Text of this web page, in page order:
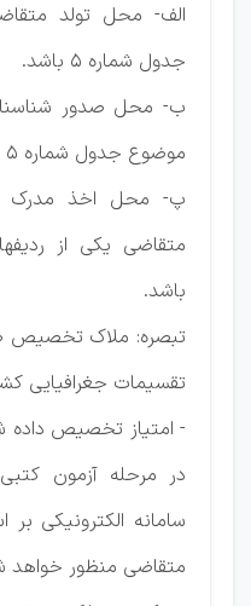
الف- محل تولد
جدول شماره ۵ باشد.
ب- محل صدور
موضوع جدول شماره ۵ باشد.
پ- محل اخذ مدرک
باشد.
تبصره: ملاک تخصیص
تقسیمات جغرافیایی
- امتیاز تخصیص داده
در مرحله آزمون
سامانه الکترونیکی
متقاضی منظور خواهد